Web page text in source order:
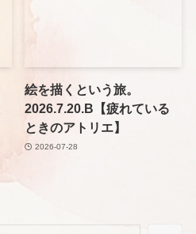
絵を描くという旅。
2026.7.20.B【疲れている
ときのアトリエ】
2026-07-28